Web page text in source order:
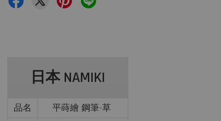
日本 NAMIKI
品名
平蒔繪 鋼筆-草